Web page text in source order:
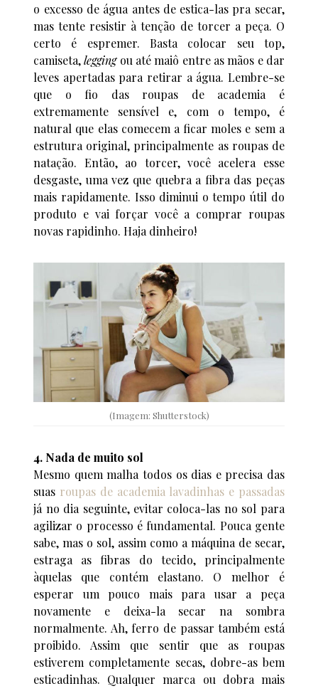
o excesso de água antes de estica-las pra secar,
mas tente resistir à tenção de torcer a peça. O
certo é espremer. Basta colocar seu top,
camiseta,leggingou até maiô entre as mãos e dar
leves apertadas para retirar a água. Lembre-se
que o fio das roupas de academia é
extremamente sensível e, com o tempo, é
natural que elas comecem a ficar moles e sem a
estrutura original, principalmente as roupas de
natação. Então, ao torcer, você acelera esse
desgaste, uma vez que quebra a fibra das peças
mais rapidamente. Isso diminui o tempo útil do
produto e vai forçar você a comprar roupas
novas rapidinho. Haja dinheiro!
(Imagem: Shutterstock)
4. Nada de muito sol
Mesmo quem malha todos os dias e precisa das
suas roupas de academia lavadinhas e passadas
já no dia seguinte, evitar coloca-las no sol para
agilizar o processo é fundamental. Pouca gente
sabe, mas o sol, assim como a máquina de secar,
estraga as fibras do tecido, principalmente
àquelas que contém elastano. O melhor é
esperar um pouco mais para usar a peça
novamente e deixa-la secar na sombra
normalmente. Ah, ferro de passar também está
proibido. Assim que sentir que as roupas
estiverem completamente secas, dobre-as bem
esticadinhas. Qualquer marca ou dobra mais